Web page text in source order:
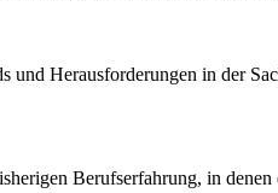
und Herausforderungen in der
Berufserfahrung, in